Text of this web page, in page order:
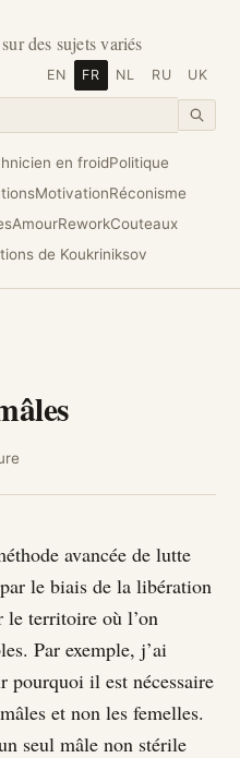
des sujets variés
EN FR NL RU UK
en froidPolitique
MotivationRéconisme
AmourReworkCouteaux
de Koukriniksov
avancée de lutte
le biais de la libération
le territoire où l’on
Par exemple, j’ai
pourquoi il est nécessaire
et non les femelles.
seul mâle non stérile